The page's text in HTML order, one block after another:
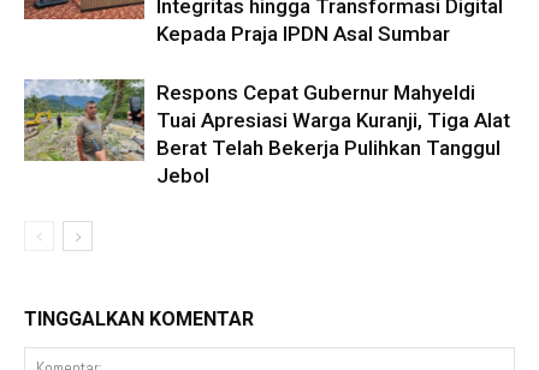
Integritas hingga Transformasi Digital
Kepada Praja IPDN Asal Sumbar
Respons Cepat Gubernur Mahyeldi
Tuai Apresiasi Warga Kuranji, Tiga Alat
Berat Telah Bekerja Pulihkan Tanggul
Jebol
TINGGALKAN KOMENTAR